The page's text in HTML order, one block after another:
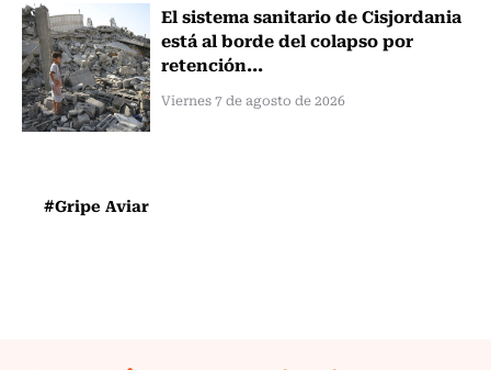
El sistema sanitario de Cisjordania
está al borde del colapso por
retención...
Viernes 7 de agosto de 2026
#Gripe Aviar